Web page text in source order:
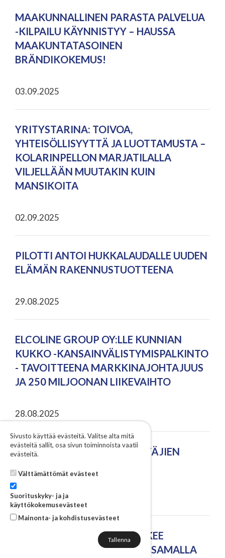
MAAKUNNALLINEN PARASTA PALVELUA
-KILPAILU KÄYNNISTYY – HAUSSA
MAAKUNTATASOINEN
BRÄNDIKOKEMUS!
03.09.2025
YRITYSTARINA: TOIVOA,
YHTEISÖLLISYYTTÄ JA LUOTTAMUSTA –
KOLARINPELLON MARJATILALLA
VILJELLÄÄN MUUTAKIN KUIN
MANSIKOITA
02.09.2025
PILOTTI ANTOI HUKKALAUDALLE UUDEN
ELÄMÄN RAKENNUSTUOTTEENA
29.08.2025
ELCOLINE GROUP OY:LLE KUNNIAN
KUKKO -KANSAINVÄLISTYMISPALKINTO
- TAVOITTEENA MARKKINAJOHTAJUUS
JA 250 MILJOONAN LIIKEVAIHTO
28.08.2025
KYVYKÄS-HANKKEEN YRITTÄJIEN
22.08.2025
VARKAUDEN KAUPUNKI HAKEE
ELINVOIMAJOHTAJAA SEKÄ SAMALLA
Sivusto käyttää evästeitä. Valitse alta mitä
evästeitä sallit, osa sivun toiminnoista vaatii
evästeitä.
Välttämättömät evästeet
Suorituskyky- ja ja
käyttökokemusevästeet
Mainonta- ja kohdistusevästeet